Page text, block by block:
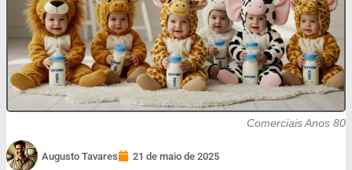
Comerciais Anos 80
Augusto Tavares 21 de maio de 2025